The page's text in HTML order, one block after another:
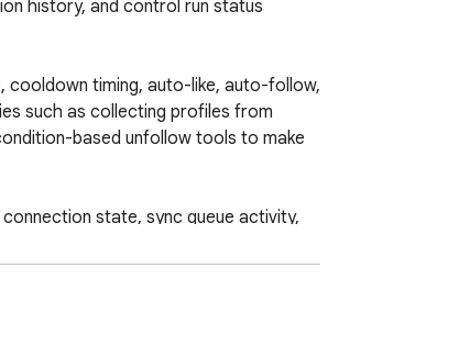
history, and control run status
cooldown timing, auto-like, auto-follow,
such as collecting profiles from
based unfollow tools to make
state, sync queue activity,